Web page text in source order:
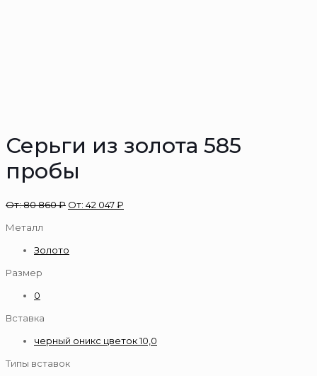
Серьги из золота 585
пробы
От:80 860₽ От: 42 047₽
Металл
Золото
Размер
0
Вставка
черный оникс цветок 10,0
Типы вставок